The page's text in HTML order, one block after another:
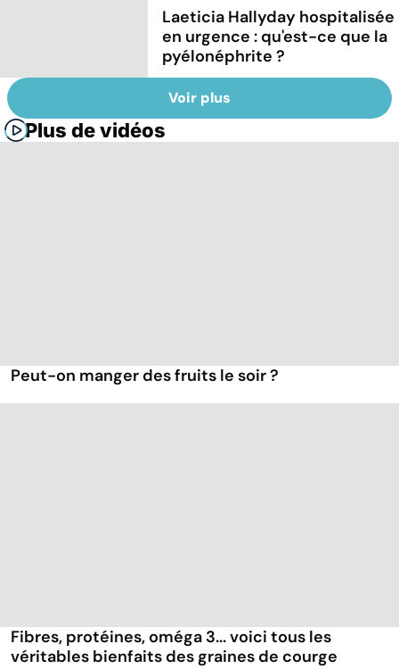
Laeticia Hallyday hospitalisée
en urgence : qu'est-ce que la
pyélonéphrite ?
Voir plus
Plus de vidéos
Peut-on manger des fruits le soir ?
Fibres, protéines, oméga 3... voici tous les
véritables bienfaits des graines de courge